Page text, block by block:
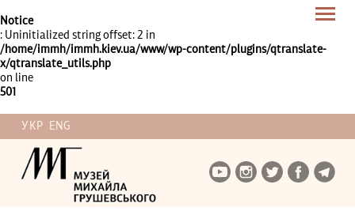
Notice
: Uninitialized string offset: 2 in
/home/immh/immh.kiev.ua/www/wp-content/plugins/qtranslate-
x/qtranslate_utils.php
on line
501
УКР ENG